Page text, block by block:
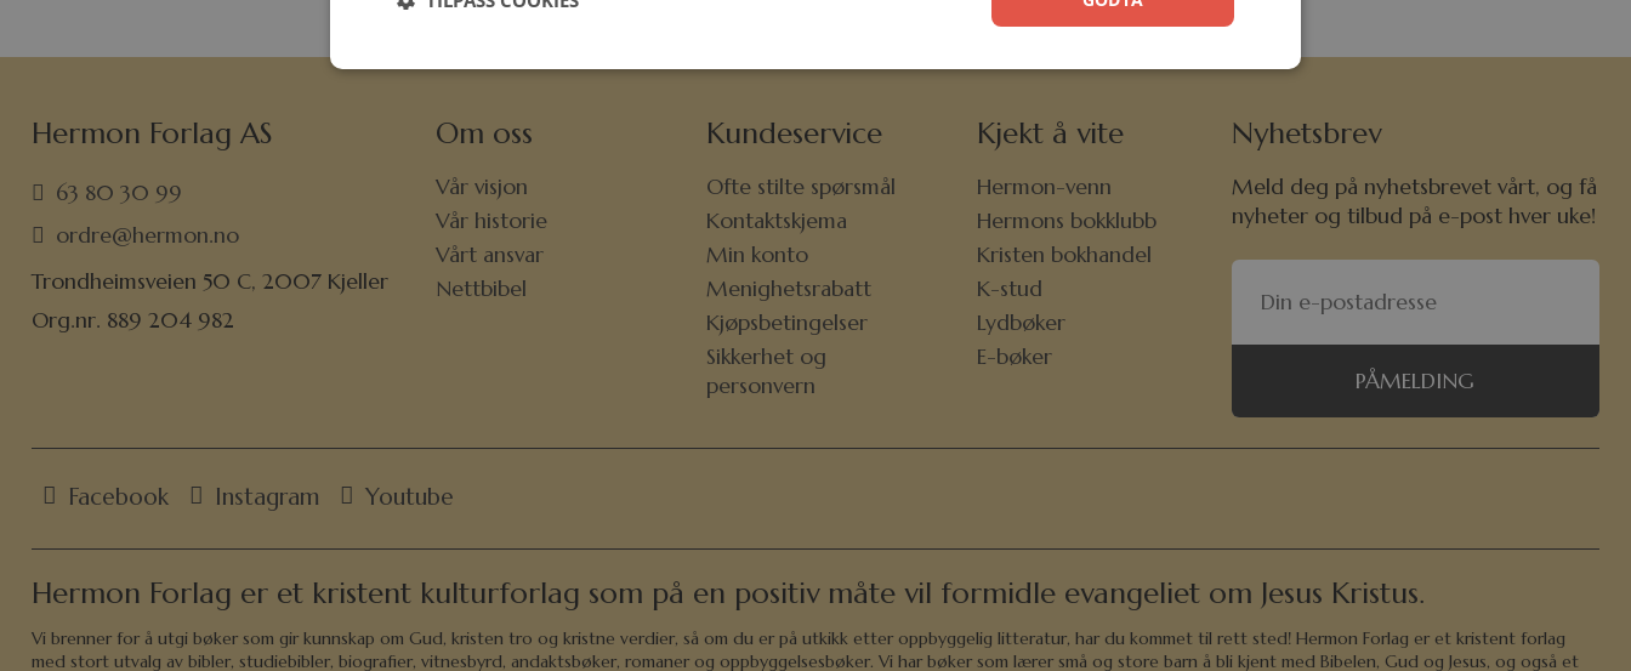
Hermon Forlag AS
63 80 30 99
ordre@hermon.no
Trondheimsveien 50 C, 2007 Kjeller
Org.nr. 889 204 982
Om oss
Vår visjon
Vår historie
Vårt ansvar
Nettbibel
Kundeservice
Ofte stilte spørsmål
Kontaktskjema
Min konto
Menighetsrabatt
Kjøpsbetingelser
Sikkerhet og
personvern
Kjekt å vite
Hermon-venn
Hermons bokklubb
Kristen bokhandel
K-stud
Lydbøker
E-bøker
Nyhetsbrev
Meld deg på nyhetsbrevet vårt, og få
nyheter og tilbud på e-post hver uke!
PÅMELDING
Facebook Instagram Youtube
Hermon Forlag er et kristent kulturforlag som på en positiv måte vil formidle evangeliet om Jesus Kristus.
Vi brenner for å utgi bøker som gir kunnskap om Gud, kristen tro og kristne verdier, så om du er på utkikk etter oppbyggelig litteratur, har du kommet til rett sted! Hermon Forlag er et kristent forlag
med stort utvalg av bibler, studiebibler, biografier, vitnesbyrd, andaktsbøker, romaner og oppbyggelsesbøker. Vi har bøker som lærer små og store barn å bli kjent med Bibelen, Gud og Jesus, og også et